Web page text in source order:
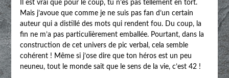
Il est vrai que pour le coup, tu n’es pas tellement en tort.
Mais j’avoue que comme je ne suis pas fan d’un certain
auteur qui a distillé des mots qui rendent fou. Du coup, la
fin ne m’a pas particulièrement emballée. Pourtant, dans la
construction de cet univers de pic verbal, cela semble
cohérent ! Même si j’ose dire que ton héros est un peu
neuneu, tout le monde sait que le sens de la vie, c’est 42 !